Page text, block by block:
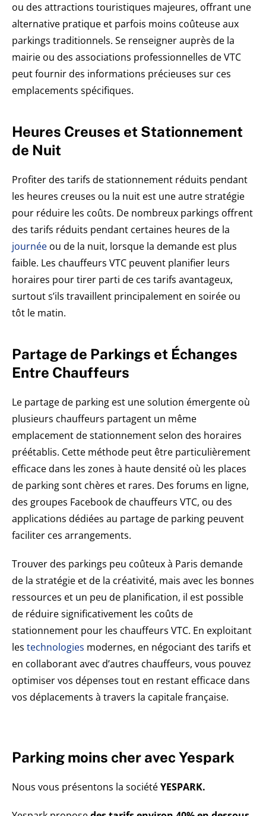
ou des attractions touristiques majeures, offrant une
alternative pratique et parfois moins coûteuse aux
parkings traditionnels. Se renseigner auprès de la
mairie ou des associations professionnelles de VTC
peut fournir des informations précieuses sur ces
emplacements spécifiques.
Heures Creuses et Stationnement
de Nuit
Profiter des tarifs de stationnement réduits pendant
les heures creuses ou la nuit est une autre stratégie
pour réduire les coûts. De nombreux parkings offrent
des tarifs réduits pendant certaines heures de la
journée ou de la nuit, lorsque la demande est plus
faible. Les chauffeurs VTC peuvent planifier leurs
horaires pour tirer parti de ces tarifs avantageux,
surtout s’ils travaillent principalement en soirée ou
tôt le matin.
Partage de Parkings et Échanges
Entre Chauffeurs
Le partage de parking est une solution émergente où
plusieurs chauffeurs partagent un même
emplacement de stationnement selon des horaires
préétablis. Cette méthode peut être particulièrement
efficace dans les zones à haute densité où les places
de parking sont chères et rares. Des forums en ligne,
des groupes Facebook de chauffeurs VTC, ou des
applications dédiées au partage de parking peuvent
faciliter ces arrangements.
Trouver des parkings peu coûteux à Paris demande
de la stratégie et de la créativité, mais avec les bonnes
ressources et un peu de planification, il est possible
de réduire significativement les coûts de
stationnement pour les chauffeurs VTC. En exploitant
les technologies modernes, en négociant des tarifs et
en collaborant avec d’autres chauffeurs, vous pouvez
optimiser vos dépenses tout en restant efficace dans
vos déplacements à travers la capitale française.
Parking moins cher avec Yespark
Nous vous présentons la sociétéYESPARK.